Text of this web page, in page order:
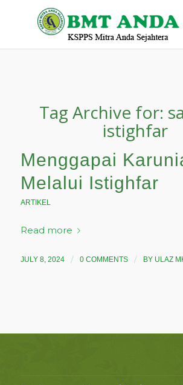
Tag Archive for:
istighfar
Menggapai
Melalui Istighfar
ARTIKEL
Read more
JULY 8, 2024 / 0 COMMENTS / BY ULAZ